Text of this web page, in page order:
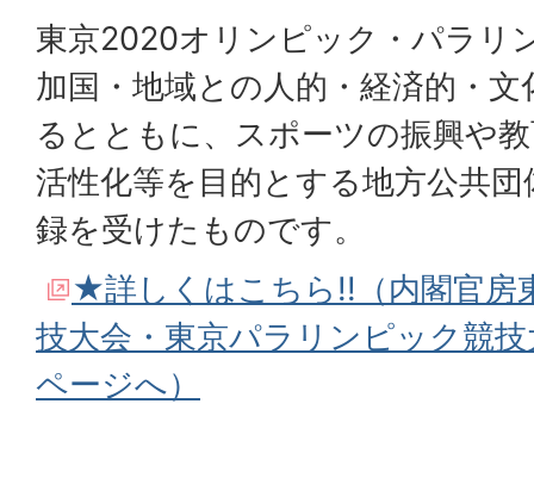
東京2020オリンピック・パラリ
加国・地域との人的・経済的・
るとともに、スポーツの振興や
活性化等を目的とする地方公共
録を受けたものです。
★詳しくはこちら!!（内閣官房
技大会・東京パラリンピック競
ページへ）